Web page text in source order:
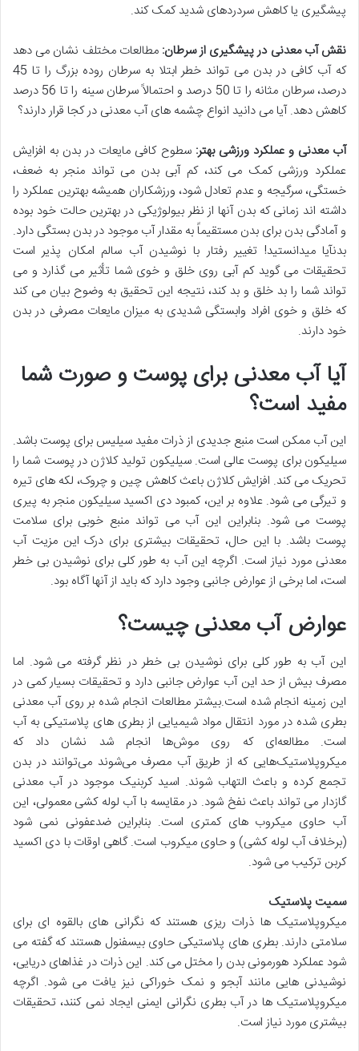
پیشگیری یا کاهش سردردهای شدید کمک کند.
نقش آب معدنی در پیشگیری از سرطان:مطالعات مختلف نشان می دهد
که آب کافی در بدن می تواند خطر ابتلا به سرطان روده بزرگ را تا 45
درصد، سرطان مثانه را تا 50 درصد و احتمالاً سرطان سینه را تا 56 درصد
کاهش دهد. آیا می دانید انواع چشمه های آب معدنی در کجا قرار دارند؟
آب معدنی و عملکرد ورزشی بهتر:سطوح کافی مایعات در بدن به افزایش
عملکرد ورزشی کمک می کند، کم آبی بدن می تواند منجر به ضعف،
خستگی، سرگیجه و عدم تعادل شود، ورزشکاران همیشه بهترین عملکرد را
داشته اند زمانی که بدن آنها از نظر بیولوژیکی در بهترین حالت خود بوده
و آمادگی بدن برای بدن مستقیماً به مقدار آب موجود در بدن بستگی دارد.
بدنآیا میدانستید! تغییر رفتار با نوشیدن آب سالم امکان پذیر است
تحقیقات می گوید کم آبی روی خلق و خوی شما تأثیر می گذارد و می
تواند شما را بد خلق و بد کند، نتیجه این تحقیق به وضوح بیان می کند
که خلق و خوی افراد وابستگی شدیدی به میزان مایعات مصرفی در بدن
خود دارند.
آیا آب معدنی برای پوست و صورت شما
مفید است؟
این آب ممکن است منبع جدیدی از ذرات مفید سیلیس برای پوست باشد.
سیلیکون برای پوست عالی است. سیلیکون تولید کلاژن در پوست شما را
تحریک می کند. افزایش کلاژن باعث کاهش چین و چروک، لکه های تیره
و تیرگی می شود. علاوه بر این، کمبود دی اکسید سیلیکون منجر به پیری
پوست می شود. بنابراین این آب می تواند منبع خوبی برای سلامت
پوست باشد. با این حال، تحقیقات بیشتری برای درک این مزیت آب
معدنی مورد نیاز است. اگرچه این آب به طور کلی برای نوشیدن بی خطر
است، اما برخی از عوارض جانبی وجود دارد که باید از آنها آگاه بود.
عوارض آب معدنی چیست؟
این آب به طور کلی برای نوشیدن بی خطر در نظر گرفته می شود. اما
مصرف بیش از حد این آب عوارض جانبی دارد و تحقیقات بسیار کمی در
این زمینه انجام شده است.بیشتر مطالعات انجام شده بر روی آب معدنی
بطری شده در مورد انتقال مواد شیمیایی از بطری های پلاستیکی به آب
است. مطالعه‌ای که روی موش‌ها انجام شد نشان داد که
میکروپلاستیک‌هایی که از طریق آب مصرف می‌شوند می‌توانند در بدن
تجمع کرده و باعث التهاب شوند. اسید کربنیک موجود در آب معدنی
گازدار می تواند باعث نفخ شود. در مقایسه با آب لوله کشی معمولی، این
آب حاوی میکروب های کمتری است. بنابراین ضدعفونی نمی شود
(برخلاف آب لوله کشی) و حاوی میکروب است. گاهی اوقات با دی اکسید
کربن ترکیب می شود.
سمیت پلاستیک
میکروپلاستیک ها ذرات ریزی هستند که نگرانی های بالقوه ای برای
سلامتی دارند. بطری های پلاستیکی حاوی بیسفنول هستند که گفته می
شود عملکرد هورمونی بدن را مختل می کند. این ذرات در غذاهای دریایی،
نوشیدنی هایی مانند آبجو و نمک خوراکی نیز یافت می شود. اگرچه
میکروپلاستیک ها در آب بطری نگرانی ایمنی ایجاد نمی کنند، تحقیقات
بیشتری مورد نیاز است.